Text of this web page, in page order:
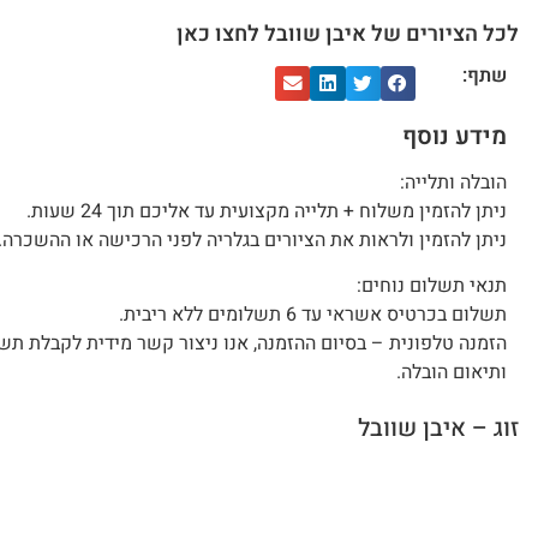
לכל הציורים של איבן שוובל לחצו כאן
שתף:
מידע נוסף
הובלה ותלייה:
ניתן להזמין משלוח + תלייה מקצועית עד אליכם תוך 24 שעות.
ניתן להזמין ולראות את הציורים בגלריה לפני הרכישה או
תנאי תשלום נוחים:
תשלום בכרטיס אשראי עד 6 תשלומים ללא ריבית.
הזמנה טלפונית – בסיום ההזמנה, אנו ניצור קשר מידית לקבלת
ותיאום הובלה.
זוג – איבן שוובל